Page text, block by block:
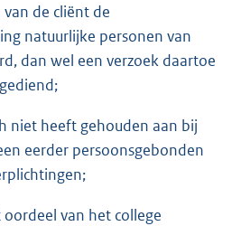
de cliënt de
natuurlijke personen van
dan wel een verzoek daartoe
niet heeft gehouden aan bij
eerder persoonsgebonden
van het college